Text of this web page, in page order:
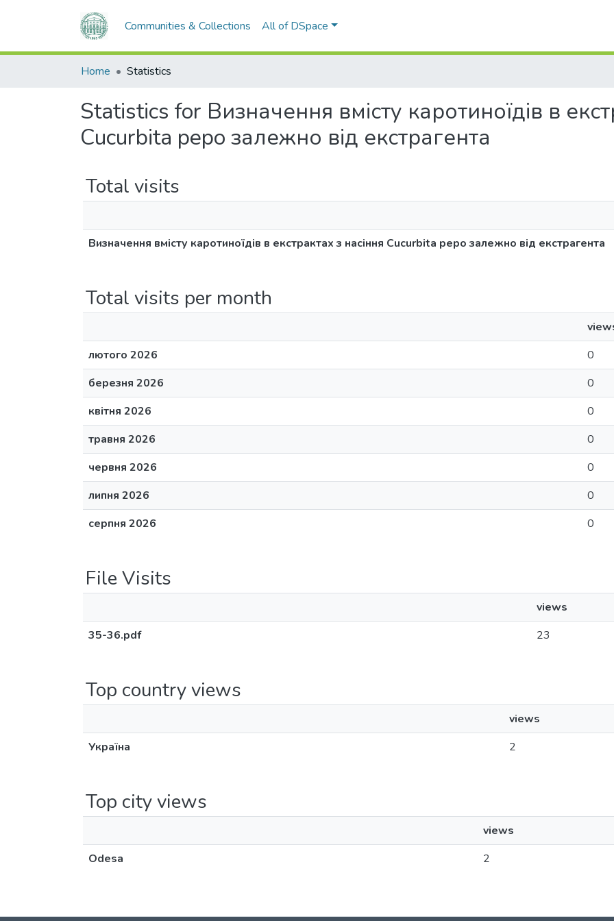
Communities & Collections All of DSpace
Home Statistics
Statistics for Визначення вмісту каротиноїдів в
Cucurbita pepo залежно від екстрагента
Total visits
Визначення вмісту каротиноїдів в екстрактах з насіння Cucurbita pepo залежно від екстрагента
Total visits per month
лютого 2026
0
березня 2026
0
квітня 2026
0
травня 2026
0
червня 2026
0
липня 2026
0
серпня 2026
0
File Visits
views
35-36.pdf
23
Top country views
views
Україна
2
Top city views
views
Odesa
2